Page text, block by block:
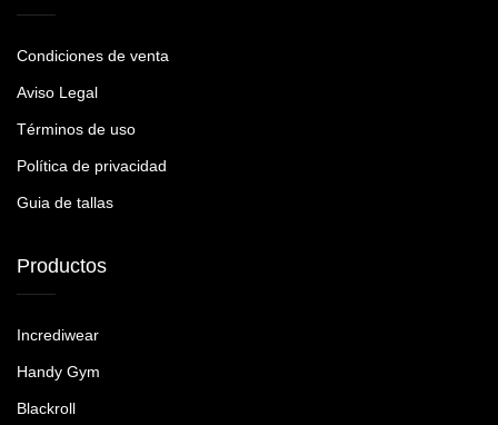
Condiciones de venta
Aviso Legal
Términos de uso
Política de privacidad
Guia de tallas
Productos
Incrediwear
Handy Gym
Blackroll